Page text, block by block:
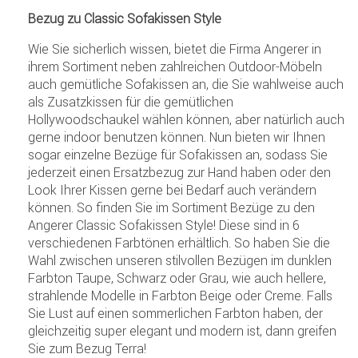
Bezug zu Classic Sofakissen Style
Wie Sie sicherlich wissen, bietet die Firma Angerer in
ihrem Sortiment neben zahlreichen Outdoor-Möbeln
auch gemütliche Sofakissen an, die Sie wahlweise auch
als Zusatzkissen für die gemütlichen
Hollywoodschaukel wählen können, aber natürlich auch
gerne indoor benutzen können. Nun bieten wir Ihnen
sogar einzelne Bezüge für Sofakissen an, sodass Sie
jederzeit einen Ersatzbezug zur Hand haben oder den
Look Ihrer Kissen gerne bei Bedarf auch verändern
können. So finden Sie im Sortiment Bezüge zu den
Angerer Classic Sofakissen Style! Diese sind in 6
verschiedenen Farbtönen erhältlich. So haben Sie die
Wahl zwischen unseren stilvollen Bezügen im dunklen
Farbton Taupe, Schwarz oder Grau, wie auch hellere,
strahlende Modelle in Farbton Beige oder Creme. Falls
Sie Lust auf einen sommerlichen Farbton haben, der
gleichzeitig super elegant und modern ist, dann greifen
Sie zum Bezug Terra!